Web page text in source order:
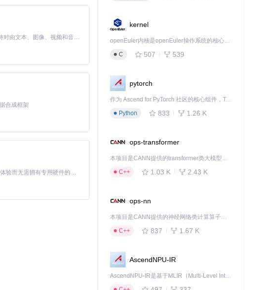
MiniMax H3 是一个通用的全模态生成系统。它支持对由文本、图像、视频和音频组成的多模态上下文进行统一理解，并能生成分辨率高达 2K、时长可达 15 秒的带原生立体声音频的视频。得益于面向任务泛化的系统设计，H3 在预训练阶段就已具备广泛的多模态上下文理解与生成能力，能够出色地执行复杂的多模态指令。
合成框架
基于Python的Xiaozhi AI，适用于想要完整Xiaozhi体验而无需拥有专用硬件的用户。
kernel
openEuler内核是openEuler操作系统的核心，既是系统性能与稳定性的基石，也是连接处理器、设备与服务的桥梁。
C
507 539
pytorch
作为 Ascend for PyTorch 社区的核心组件，TorchNPU 是昇腾专为 PyTorch 打造的深度学习适配插件，使 PyTorch 框架能够直接调用昇腾 NPU，为开发者提供昇腾 AI 处理器的超强算力。
Python
833 1.26 K
ops-transformer
本项目是CANN提供的transformer类大模型算子库，实现网络在NPU上加速计算。
C++
1.03 K 2.43 K
ops-nn
本项目是CANN提供的神经网络类计算算子库，实现网络在NPU上加速计算。
C++
837 1.67 K
AscendNPU-IR
AscendNPU-IR是基于MLIR（Multi-Level Intermediate Representation）构建的，面向昇腾亲和算子编译时使用的中间表示，提供昇腾完备表达能力，通过编译优化提升昇腾AI处理器计算效率，支持通过生态框架使能昇腾AI处理器与深度调优